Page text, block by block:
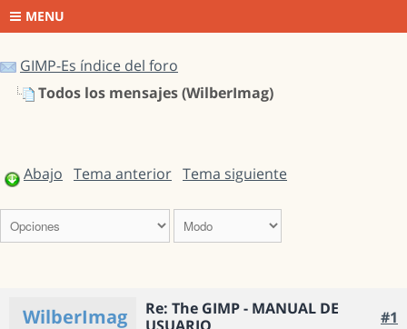
MENU
GIMP-Es índice del foro
Todos los mensajes (WilberImag)
Abajo Tema anterior Tema siguiente
WilberImag
Re: The GIMP - MANUAL DE
USUARIO
#1